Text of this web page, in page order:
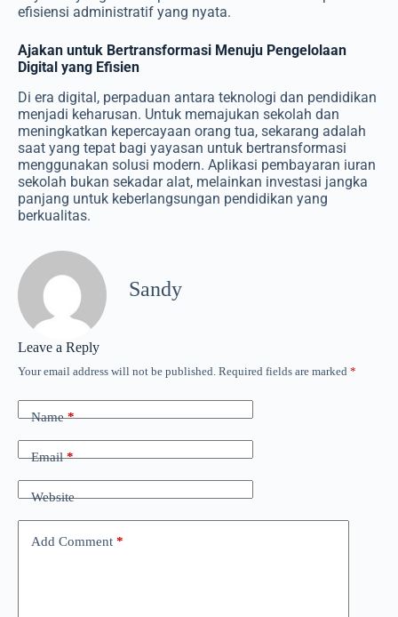
efisiensi administratif yang nyata.
Ajakan untuk Bertransformasi Menuju Pengelolaan
Digital yang Efisien
Di era digital, perpaduan antara teknologi dan pendidikan
menjadi keharusan. Untuk memajukan sekolah dan
meningkatkan kepercayaan orang tua, sekarang adalah
saat yang tepat bagi yayasan untuk bertransformasi
menggunakan solusi modern. Aplikasi pembayaran iuran
sekolah bukan sekadar alat, melainkan investasi jangka
panjang untuk keberlangsungan pendidikan yang
berkualitas.
Sandy
Leave a Reply
Your email address will not be published. Required fields are marked *
Name*
Email*
Website
Add Comment *